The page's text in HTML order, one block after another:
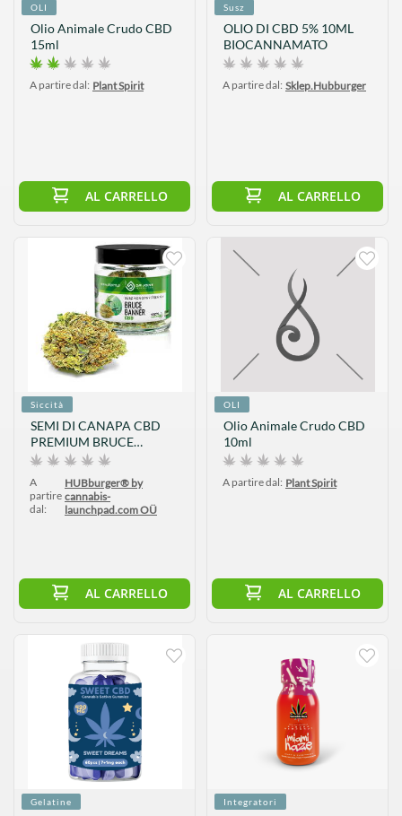
OLI
Olio Animale Crudo CBD
15ml
A partire dal: Plant Spirit
AL CARRELLO
Susz
OLIO DI CBD 5% 10ML
BIOCANNAMATO
A partire dal: Sklep.Hubburger
AL CARRELLO
Siccità
SEMI DI CANAPA CBD
PREMIUM BRUCE
BANNER 5G
A
partire
dal:
HUBburger® by
cannabis-
launchpad.com OÜ
AL CARRELLO
OLI
Olio Animale Crudo CBD
10ml
A partire dal: Plant Spirit
AL CARRELLO
Gelatine Integratori